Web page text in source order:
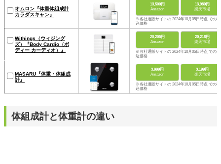
オムロン『体重体組成計
カラダスキャン』
13,500円
Amazon
13,980円
楽天市場
※各社通販サイトの 2024年10月05日時点 での税
込価格
Withings（ウィジング
ズ）『Body Cardio（ボ
ディー カーディオ）』
20,205円
Amazon
20,218円
楽天市場
※各社通販サイトの 2024年10月05日時点 での税
込価格
MASARU『体重・体組成
計』
3,999円
Amazon
3,199円
楽天市場
※各社通販サイトの 2024年10月05日時点 での税
込価格
体組成計と体重計の違い